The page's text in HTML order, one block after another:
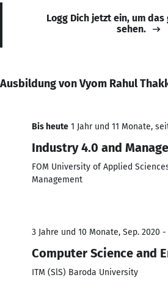
Logg Dich jetzt ein, um
sehen.
Ausbildung von Vyom Rahul
Bis heute 1 Jahr und 11 Monate,
Industry 4.0 and
FOM University of Applied
Management
3 Jahre und 10 Monate, Sep. 2020 -
Computer Science and
ITM (SlS) Baroda University